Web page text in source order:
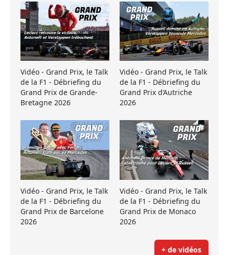
Vidéo - Grand Prix, le Talk
de la F1 - Débriefing du
Grand Prix de Grande-
Bretagne 2026
Vidéo - Grand Prix, le Talk
de la F1 - Débriefing du
Grand Prix d’Autriche
2026
Vidéo - Grand Prix, le Talk
de la F1 - Débriefing du
Grand Prix de Barcelone
2026
Vidéo - Grand Prix, le Talk
de la F1 - Débriefing du
Grand Prix de Monaco
2026
+ de vidéos